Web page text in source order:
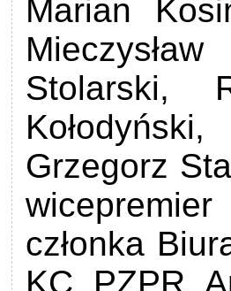
Marian
Stolarski,
Grzegorz
członka
KC PZPR